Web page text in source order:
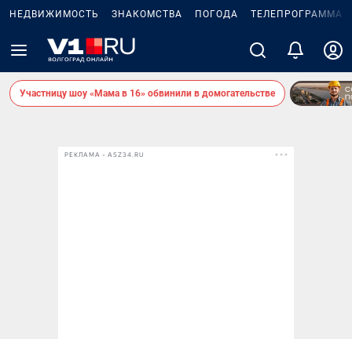
НЕДВИЖИМОСТЬ ЗНАКОМСТВА ПОГОДА ТЕЛЕПРОГРАММА
Участницу шоу «Мама в 16» обвинили в домогательстве
РЕКЛАМА • ASZ34.RU